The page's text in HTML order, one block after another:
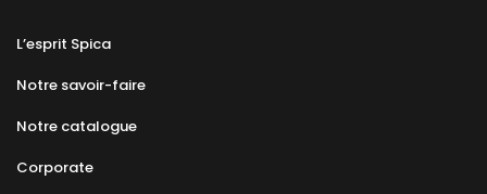
L’esprit Spica
Notre savoir-faire
Notre catalogue
Corporate